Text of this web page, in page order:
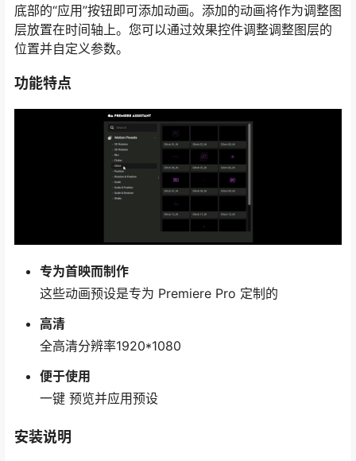
底部的“应用”按钮即可添加动画。添加的动画将作为调整图
层放置在时间轴上。您可以通过效果控件调整调整图层的
位置并自定义参数。
功能特点
专为首映而制作
这些动画预设是专为 Premiere Pro 定制的
高清
全高清分辨率1920*1080
便于使用
一键 预览并应用预设
安装说明